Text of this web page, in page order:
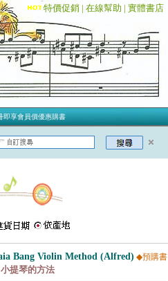
特價促銷 | 在線幫助 | 實體書店
即享會員價優惠購書
Bang Violin Method (Alfred) ◆預購書
提琴的方法